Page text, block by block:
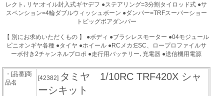
レクト､リヤ:オイル封入式ギヤデフ ●ステアリング=3分割タイロッド式 ●サ
スペンション=4輪ダブルウィッシュボーン ●ダンパー=TRFスーパーショー
トビッグボアダンパー
【 別にお求めいただくもの 】 ●ボディ ●ブラシレスモーター ●04モジュール
ピニオンギヤ各種 ●タイヤ ●ホイール ●RCメカ:ESC、ロープロファイルサ
ーボ付き2チャンネルプロポ ●走行用バッテリー､充電器 ●送信機用電源
・[品番]商
品名
[42382] タミヤ 1/10RC TRF420X シャ
ーシキット